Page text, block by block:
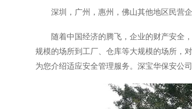
深圳，广州，惠州，佛山其他地区民营
随着中国经济的腾飞，企业的财产安全
规模的场所到工厂、仓库等大规模的场所，
为您介绍适应安全管理服务。深宝华保安公